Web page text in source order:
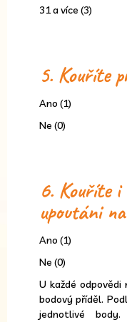
31 a více (3)
5. Kouříte
Ano (1)
Ne (0)
6. Kouříte i
upoutáni
Ano (1)
Ne (0)
U každé
bodový příděl.
jednotlivé